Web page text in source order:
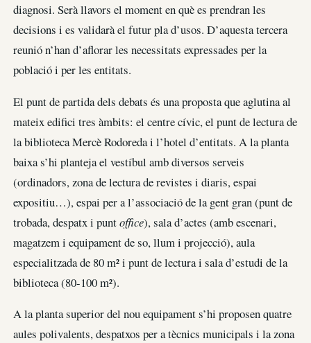
diagnosi. Serà llavors el moment en què es prendran les
decisions i es validarà el futur pla d’usos. D’aquesta tercera
reunió n’han d’aflorar les necessitats expressades per la
població i per les entitats.
El punt de partida dels debats és una proposta que aglutina al
mateix edifici tres àmbits: el centre cívic, el punt de lectura de
la biblioteca Mercè Rodoreda i l’hotel d’entitats. A la planta
baixa s’hi planteja el vestíbul amb diversos serveis
(ordinadors, zona de lectura de revistes i diaris, espai
expositiu…), espai per a l’associació de la gent gran (punt de
trobada, despatx i puntoffice), sala d’actes (amb escenari,
magatzem i equipament de so, llum i projecció), aula
especialitzada de 80 m² i punt de lectura i sala d’estudi de la
biblioteca (80-100 m²).
A la planta superior del nou equipament s’hi proposen quatre
aules polivalents, despatxos per a tècnics municipals i la zona